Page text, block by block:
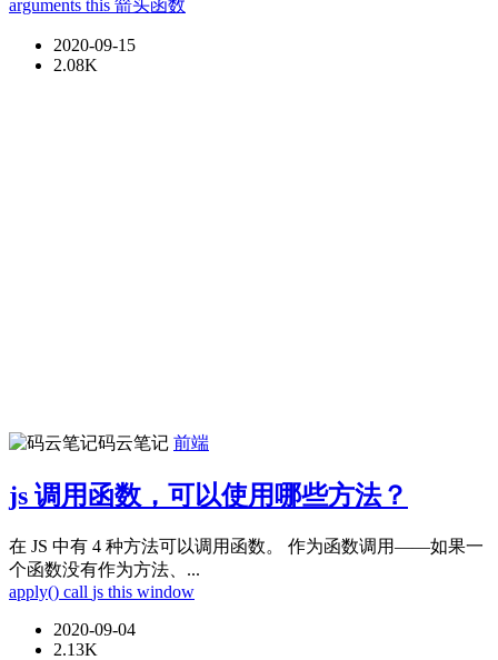
arguments this 箭头函数
2020-09-15
2.08K
码云笔记 前端
js 调用函数，可以使用哪些方法？
在 JS 中有 4 种方法可以调用函数。 作为函数调用——如果一
个函数没有作为方法、...
apply() call js this window
2020-09-04
2.13K